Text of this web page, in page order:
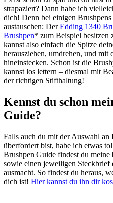
strapaziert? Dann habe ich
dich! Denn bei einigen
austauschen: DerEdding 1340
Brushpen* zum Beispiel besitzen
kannst also einfach die Spitze
herausziehen, umdrehen, und mit
hineinstecken. Schon ist die
kannst los lettern – diesmal mit
der richtigen Stifthaltung!
Kennst du schon
Guide?
Falls auch du mit der Auswahl an
überfordert bist, habe ich etwas
Brushpen Guide findest du
sowie einen jeweiligen Steckbrief
ausmacht. So findest du heraus,
dich ist! Hier kannst du ihn dir